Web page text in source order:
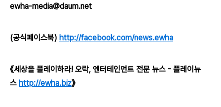
ewha-media@daum.net
(공식페이스북) http://facebook.com/news.ewha
《세상을 플레이하라! 오락, 엔터테인먼트 전문 뉴스 - 플레이뉴
스 http://ewha.biz》